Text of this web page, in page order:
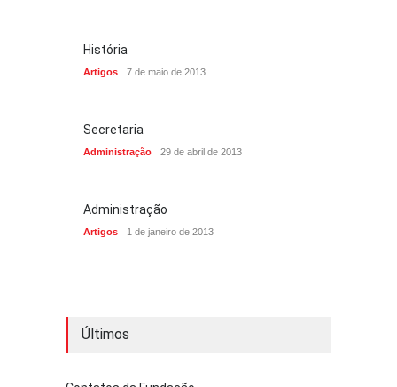
História
Artigos 7 de maio de 2013
Secretaria
Administração 29 de abril de 2013
Administração
Artigos 1 de janeiro de 2013
Últimos